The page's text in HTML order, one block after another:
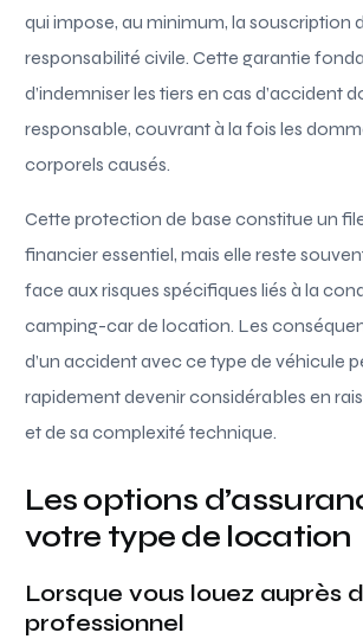
qui impose, au minimum, la souscription
responsabilité civile. Cette garantie
d’indemniser les tiers en cas d’accident
responsable, couvrant à la fois les
corporels causés.
Cette protection de base constitue un
financier essentiel, mais elle reste
face aux risques spécifiques liés à la
camping-car de location. Les
d’un accident avec ce type de véhicule
rapidement devenir considérables en
et de sa complexité technique.
Les options
votre type de location
Lorsque vous louez auprès
professionnel